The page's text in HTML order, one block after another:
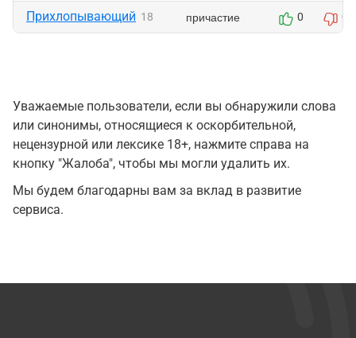
Прихлопывающий 18 причастие 0 0
Уважаемые пользователи, если вы обнаружили слова
или синонимы, относящиеся к оскорбительной,
нецензурной или лексике 18+, нажмите справа на
кнопку "Жалоба", чтобы мы могли удалить их.
Мы будем благодарны вам за вклад в развитие
сервиса.